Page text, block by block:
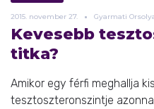
2015. november 27. Gyarmati
Kevesebb
titka?
Amikor egy férfi meghallja
tesztoszteronszintje